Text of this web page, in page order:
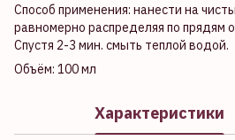
Способ применения: нанести на
равномерно распределяя по прядям
Спустя 2-3 мин. смыть теплой водой.
Объём: 100 мл
Характеристики